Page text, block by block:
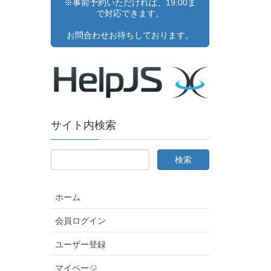
※事前予約いただければ、19:00ま
で対応できます。
お問合わせお待ちしております。
サイト内検索
ホーム
会員ログイン
ユーザー登録
マイページ